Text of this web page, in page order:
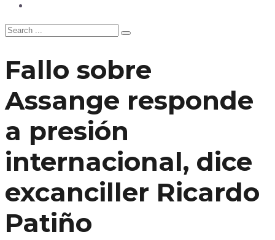
Fallo sobre
Assange responde
a presión
internacional, dice
excanciller Ricardo
Patiño